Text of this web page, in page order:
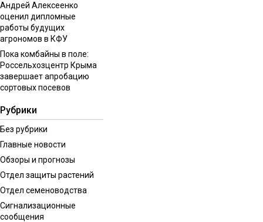
Андрей Алексеенко
оценил дипломные
работы будущих
агрономов в КФУ
Пока комбайны в поле:
Россельхозцентр Крыма
завершает апробацию
сортовых посевов
Рубрики
Без рубрики
Главные новости
Обзоры и прогнозы
Отдел защиты растений
Отдел семеноводства
Сигнализационные
сообщения